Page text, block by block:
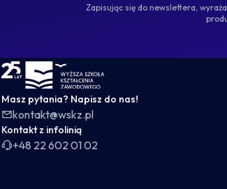
Zapisując się do newslettera,
WSKZ - strona główna
Masz pytania? Napisz do nas!
kontakt@wskz.pl
Kontakt z infolinią
+48 22 602 01 02